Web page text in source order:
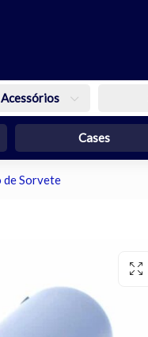
Cases
de Sorvete